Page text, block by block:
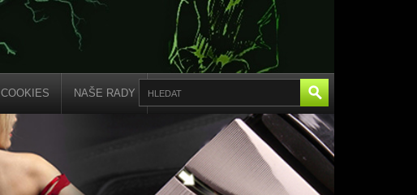
COOKIES NAŠE RADY